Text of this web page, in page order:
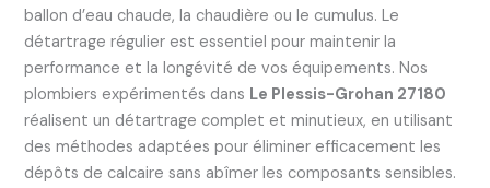
ballon d’eau chaude, la chaudière ou le cumulus. Le
détartrage régulier est essentiel pour maintenir la
performance et la longévité de vos équipements. Nos
plombiers expérimentés dans Le Plessis-Grohan 27180
réalisent un détartrage complet et minutieux, en utilisant
des méthodes adaptées pour éliminer efficacement les
dépôts de calcaire sans abîmer les composants sensibles.